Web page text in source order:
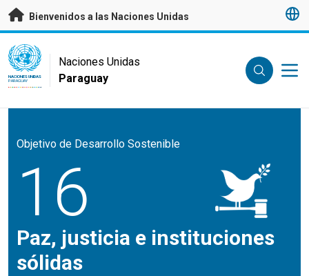
Saltar a contenido principal
Bienvenidos a las Naciones Unidas
UN Logo
NACIONES UNIDAS
PARAGUAY
Naciones Unidas
Paraguay
Objetivo de Desarrollo Sostenible
16
Paz, justicia e instituciones
sólidas